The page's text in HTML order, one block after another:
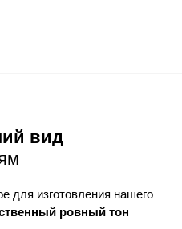
вид
для изготовления нашего
ровный тон